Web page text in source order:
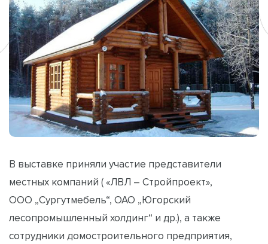
В выставке приняли участие представители
местных компаний ( «ЛВЛ – Стройпроект»,
ООО „Сургутмебель“, ОАО „Югорский
лесопромышленный холдинг“ и др.), а также
сотрудники домостроительного предприятия,